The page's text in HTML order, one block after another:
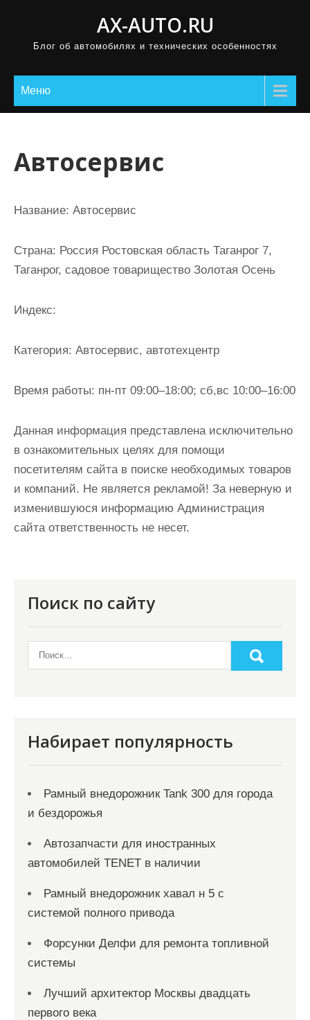
AX-AUTO.RU
Блог об автомобилях и технических особенностях
Меню
Автосервис
Название: Автосервис
Страна: Россия Ростовская область Таганрог 7,
Таганрог, садовое товарищество Золотая Осень
Индекс:
Категория: Автосервис, автотехцентр
Время работы: пн-пт 09:00–18:00; сб,вс 10:00–16:00
Данная информация представлена исключительно
в ознакомительных целях для помощи
посетителям сайта в поиске необходимых товаров
и компаний. Не является рекламой! За неверную и
изменившуюся информацию Администрация
сайта ответственность не несет.
Поиск по сайту
Набирает популярность
Рамный внедорожник Tank 300 для города
и бездорожья
Автозапчасти для иностранных
автомобилей TENET в наличии
Рамный внедорожник хавал н 5 с
системой полного привода
Форсунки Делфи для ремонта топливной
системы
Лучший архитектор Москвы двадцать
первого века